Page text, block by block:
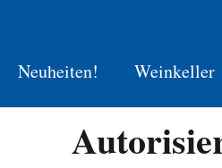
Neuheiten! Weinkeller